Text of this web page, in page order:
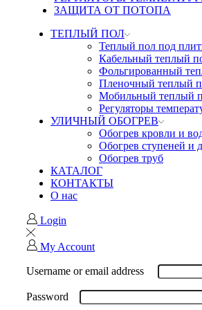
ЗАЩИТА ОТ ПОТОПА
ТЕПЛЫЙ ПОЛ
Теплый пол под
Кабельный теплый
Фольгированный
Пленочный теплый
Мобильный теплый
Регуляторы
УЛИЧНЫЙ ОБОГРЕВ
Обогрев кровли и
Обогрев ступеней и
Обогрев труб
КАТАЛОГ
КОНТАКТЫ
О нас
Login
My Account
Username or email address
Password